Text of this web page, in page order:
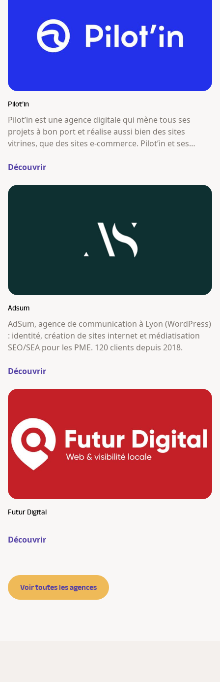
Pilot’in
Pilot’in est une agence digitale qui mène tous ses
projets à bon port et réalise aussi bien des sites
vitrines, que des sites e-commerce. Pilot’in et ses
vitrine et e-commerce au design attractif et technique
Découvrir
Adsum
AdSum, agence de communication à Lyon (WordPress)
: identité, création de sites internet et médiatisation
SEO/SEA pour les PME. 120 clients depuis 2018.
Découvrir
Futur Digital
Découvrir
Voir toutes les agences